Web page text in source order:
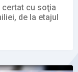
certat cu soţia
de la etajul